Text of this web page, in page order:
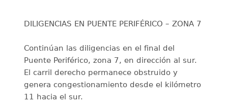
DILIGENCIAS EN PUENTE PERIFÉRICO – ZONA 7
Continúan las diligencias en el final del
Puente Periférico, zona 7, en dirección al sur.
El carril derecho permanece obstruido y
genera congestionamiento desde el kilómetro
11 hacia el sur.